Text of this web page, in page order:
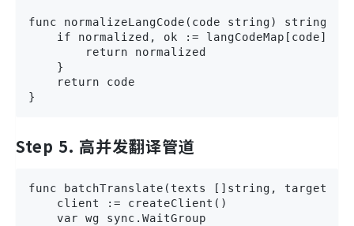
func normalizeLangCode(code string) string {
if normalized, ok := langCodeMap[code];
        return normalized
    }
    return code
}
Step 5. 高并发翻译管道
func batchTranslate(texts []string,
    client := createClient()
    var wg sync.WaitGroup